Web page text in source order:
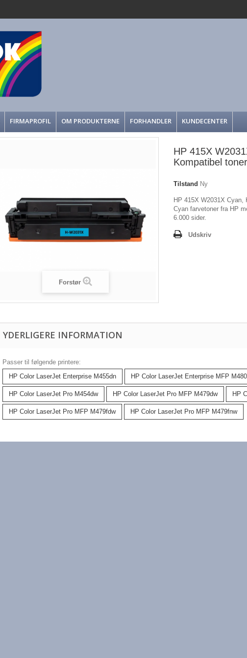
FIRMAPROFIL OM PRODUKTERNE FORHANDLER KUNDECENTER
Forstør
HP 415X
Kompatibel
Tilstand Ny
HP 415X W2031X Cyan,
Cyan farvetoner fra HP
6.000 sider.
Udskriv
YDERLIGERE INFORMATION
Passer til følgende printere:
HP Color LaserJet Enterprise M455dn
HP Color LaserJet Enterprise MFP
HP Color LaserJet Pro M454dw HP Color LaserJet Pro MFP M479dw HP
HP Color LaserJet Pro MFP M479fdw HP Color LaserJet Pro MFP M479fnw